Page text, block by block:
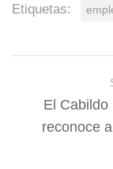
Etiquetas:
El Cabildo
reconoce